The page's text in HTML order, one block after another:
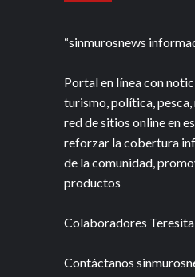
“sinmurosnews
Portal en línea con
turismo, política,
red de sitios online en
reforzar la cobertura
de la comunidad,
productos
Colaboradores
Contáctanos